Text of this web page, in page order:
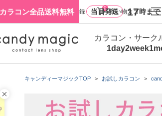
カラコン全品送料無料 当日発送 17時まで
キャンディーマジックTOP お試しカラコン
ログイン・新規会員登録
0
買い物カゴ
カラコン・サーク
1day2week